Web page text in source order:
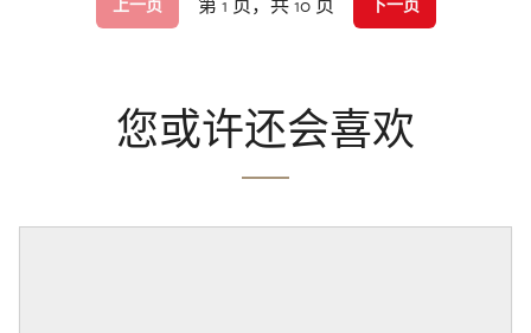
您或许还会喜欢